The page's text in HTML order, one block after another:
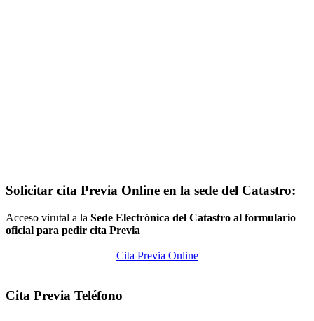
Solicitar cita Previa Online en la sede del Catastro:
Acceso virutal a la Sede Electrónica del Catastro al formulario
oficial para pedir cita Previa
Cita Previa Online
Cita Previa Teléfono